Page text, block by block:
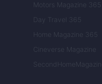
Motors Magazine 365
Day Travel 365
Home Magazine 365
Cineverse Magazine
SecondHomeMagazine